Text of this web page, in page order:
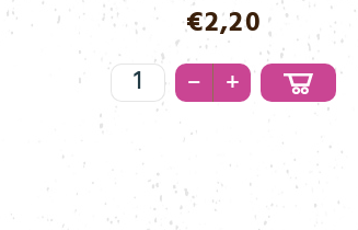
€2,20
Triple
Choc
Black
Menge
– +